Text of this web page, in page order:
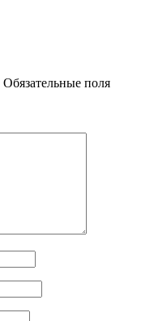
Обязательные поля